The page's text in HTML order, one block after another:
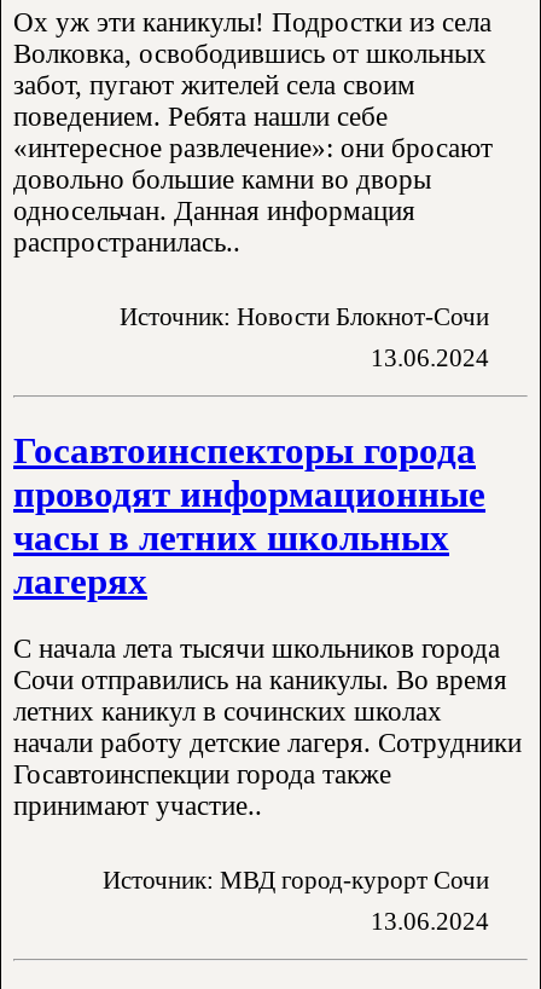
Ох уж эти каникулы! Подростки из села
Волковка, освободившись от школьных
забот, пугают жителей села своим
поведением. Ребята нашли себе
«интересное развлечение»: они бросают
довольно большие камни во дворы
односельчан. Данная информация
распространилась..
Источник: Новости Блокнот-Сочи
13.06.2024
Госавтоинспекторы города
проводят информационные
часы в летних школьных
лагерях
С начала лета️ тысячи школьников города
Сочи отправились на каникулы. Во время
летних каникул в сочинских школах
начали работу детские лагеря. Сотрудники
Госавтоинспекции города также
принимают участие..
Источник: МВД город-курорт Сочи
13.06.2024